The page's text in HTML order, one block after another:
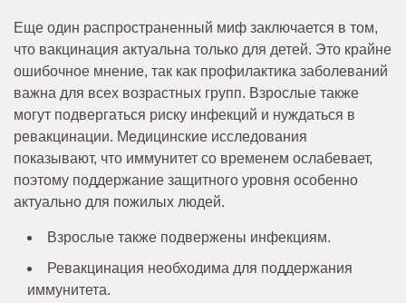
Еще один распространенный миф заключается в том,
что вакцинация актуальна только для детей. Это крайне
ошибочное мнение, так как профилактика заболеваний
важна для всех возрастных групп. Взрослые также
могут подвергаться риску инфекций и нуждаться в
ревакцинации. Медицинские исследования
показывают, что иммунитет со временем ослабевает,
поэтому поддержание защитного уровня особенно
актуально для пожилых людей.
Взрослые также подвержены инфекциям.
Ревакцинация необходима для поддержания
иммунитета.